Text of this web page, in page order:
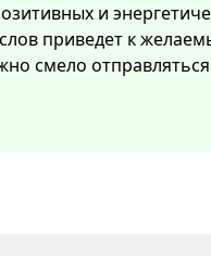
и
приведет к
смело